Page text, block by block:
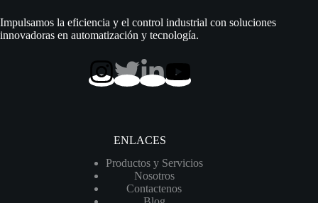
|
Acero
Inox.
Impulsamos la eficiencia y el control industrial con soluciones
innovadoras en automatización y tecnología.
ENLACES
Productos y Servicios
Nosotros
Contactenos